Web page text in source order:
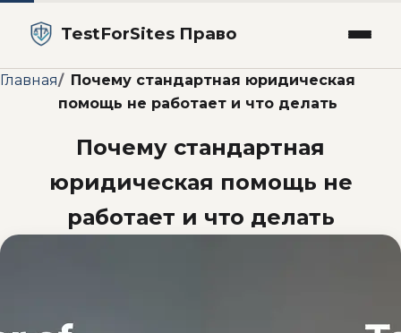
TestForSites Право
Главная
Почему стандартная юридическая
помощь не работает и что делать
Почему стандартная
юридическая помощь не
работает и что делать